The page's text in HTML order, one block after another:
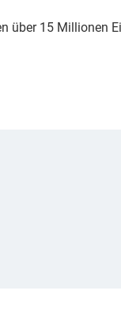
über 15 Millionen